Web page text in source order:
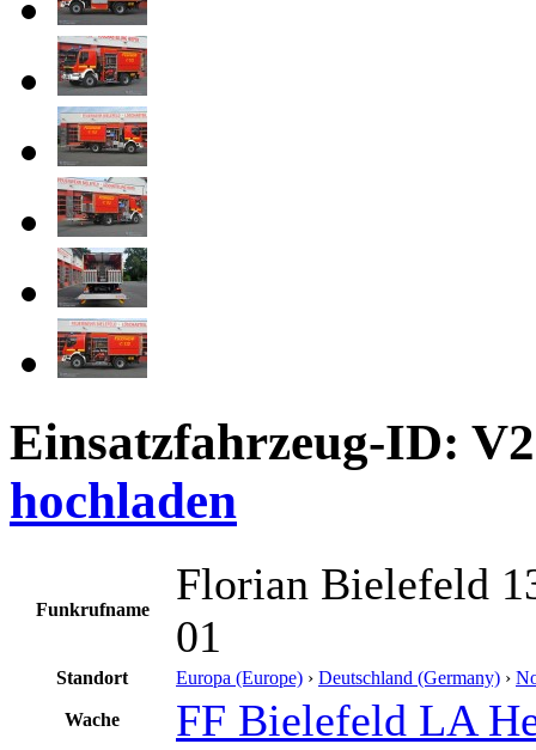
Einsatzfahrzeug-ID:
hochladen
Funkrufname
Florian Bielefeld
01
Standort Europa (Europe) › Deutschland (Germany) ›
Wache FF Bielefeld LA